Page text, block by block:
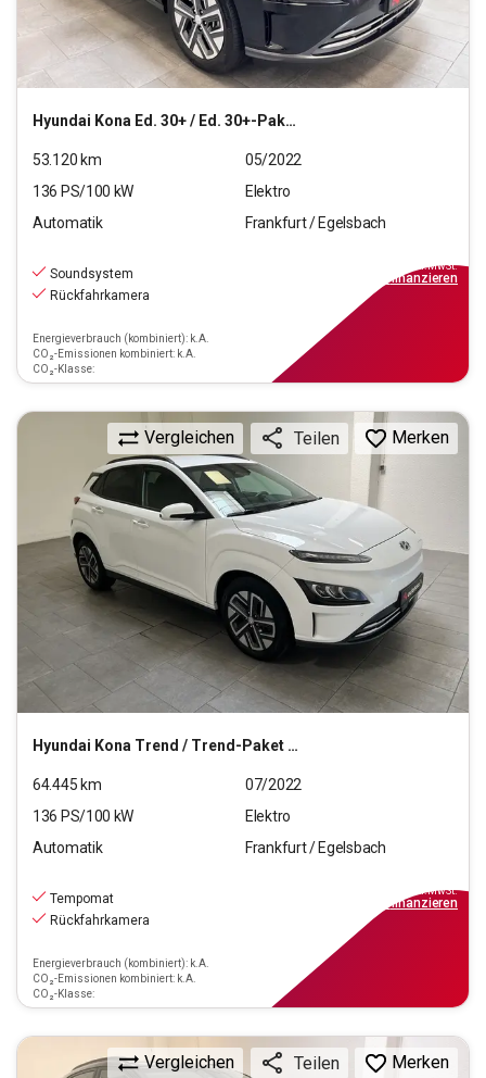
Hyundai Kona Ed. 30+ / Ed. 30+-Paket Elektro 2WD
53.120 km
05/2022
136 PS/100 kW
Elektro
Automatik
Frankfurt / Egelsbach
Soundsystem
Rückfahrkamera
Energieverbrauch (kombiniert): k.A.
CO₂-Emissionen kombiniert: k.A.
CO₂-Klasse:
inkl.MwSt.
finanzieren
Hyundai Kona Trend / Trend-Paket Elektro 2WD
Vergleichen Teilen Merken
64.445 km
07/2022
136 PS/100 kW
Elektro
Automatik
Frankfurt / Egelsbach
Tempomat
Rückfahrkamera
Energieverbrauch (kombiniert): k.A.
CO₂-Emissionen kombiniert: k.A.
CO₂-Klasse:
inkl.MwSt.
finanzieren
Vergleichen Teilen Merken